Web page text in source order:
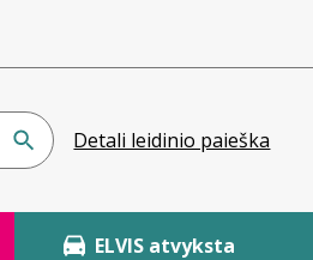
Detali leidinio paieška
ELVIS atvyksta